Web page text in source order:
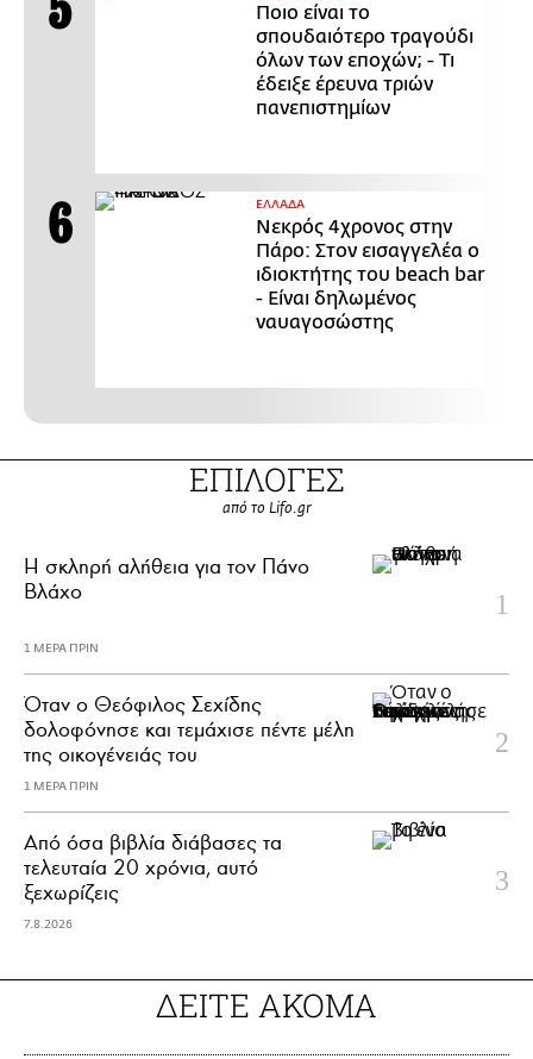
Ποιο είναι το
σπουδαιότερο τραγούδι
όλων των εποχών; - Τι
έδειξε έρευνα τριών
πανεπιστημίων
ΕΛΛΑΔΑ
Νεκρός 4χρονος στην
Πάρο: Στον εισαγγελέα ο
ιδιοκτήτης του beach bar
- Είναι δηλωμένος
ναυαγοσώστης
ΕΠΙΛΟΓΕΣ
από το Lifo.gr
H σκληρή αλήθεια για τον Πάνο
Βλάχο
1 ΜΕΡΑ ΠΡΙΝ
Όταν ο Θεόφιλος Σεχίδης
δολοφόνησε και τεμάχισε πέντε μέλη
της οικογένειάς του
1 ΜΕΡΑ ΠΡΙΝ
Από όσα βιβλία διάβασες τα
τελευταία 20 χρόνια, αυτό
ξεχωρίζεις
7.8.2026
ΔΕΙΤΕ ΑΚΟΜΑ